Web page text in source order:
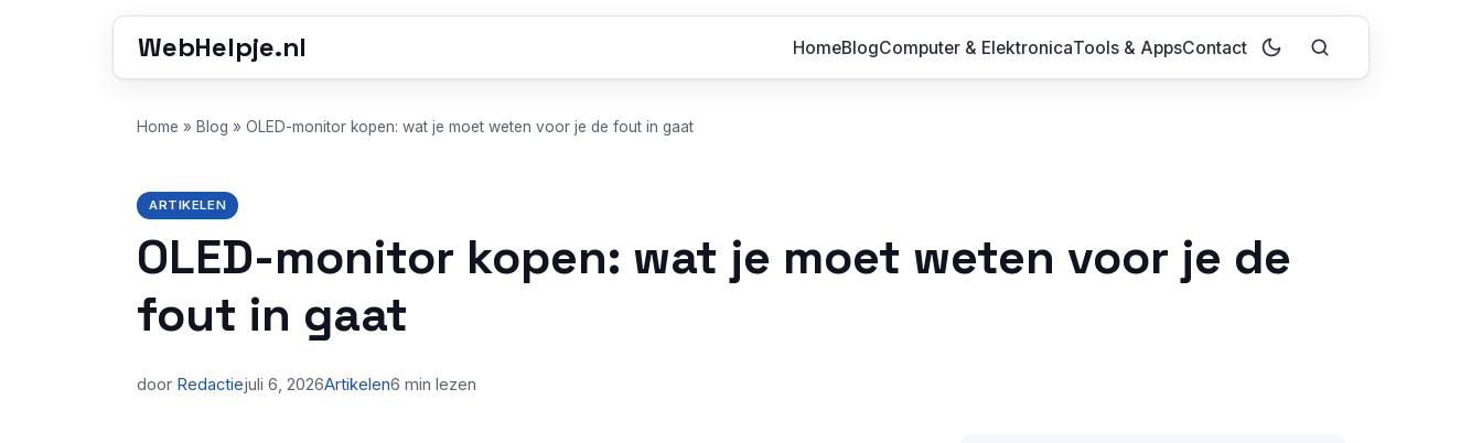
WebHelpje.nl HomeBlogComputer & ElektronicaTools & AppsContact
Home » Blog » OLED-monitor kopen: wat je moet weten voor je de fout in gaat
ARTIKELEN
OLED-monitor kopen: wat je moet weten voor je de
fout in gaat
door Redactiejuli 6, 2026Artikelen6 min lezen